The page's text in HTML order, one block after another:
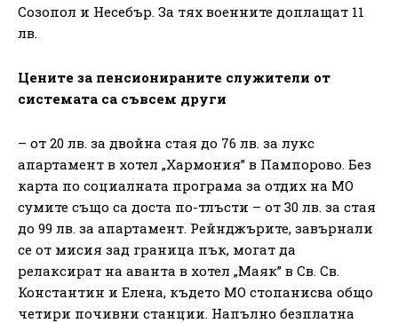
Созопол и Несебър. За тях военните доплащат 11
лв.
Цените за пенсионираните служители от
системата са съвсем други
– от 20 лв. за двойна стая до 76 лв. за лукс
апартамент в хотел „Хармония” в Пампорово. Без
карта по социалната програма за отдих на МО
сумите също са доста по-тлъсти – от 30 лв. за стая
до 99 лв. за апартамент. Рейнджърите, завърнали
се от мисия зад граница пък, могат да
релаксират на аванта в хотел „Маяк” в Св. Св.
Константин и Елена, където МО стопанисва общо
четири почивни станции. Напълно безплатна